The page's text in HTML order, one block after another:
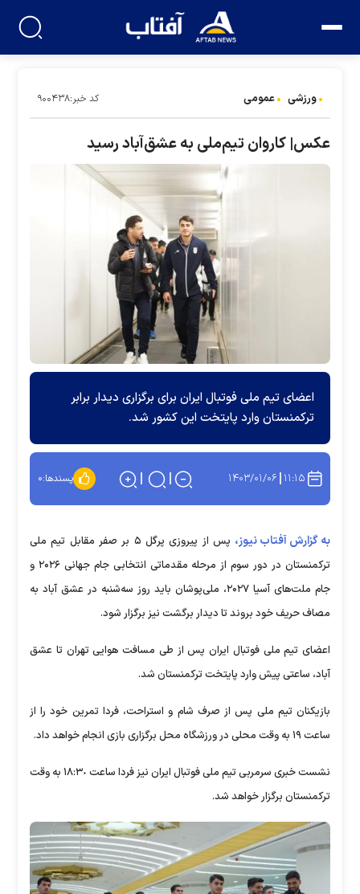
ورزشی عمومی کد خبر:۹۰۰۴۳۸
عکس| کاروان تیم‌ملی به عشق‌آباد رسید
اعضای تیم ملی فوتبال ایران برای برگزاری دیدار برابر
ترکمنستان وارد پایتخت این کشور شد.
۱۱:۱۵ ۱۴۰۳/۰۱/۰۶ پسندها:۰
به گزارش آفتاب نیوز،
پس از پیروزی پرگل ۵ بر صفر مقابل تیم ملی
ترکمنستان در دور سوم از مرحله مقدماتی انتخابی جام جهانی ۲۰۲۶ و
جام ملت‌های آسیا ۲۰۲۷، ملی‌پوشان باید روز سه‌شنبه در عشق آباد به
مصاف حریف خود بروند تا دیدار برگشت نیز برگزار شود.
اعضای تیم ملی فوتبال ایران پس از طی مسافت هوایی تهران تا عشق
آباد، ساعتی پیش وارد پایتخت ترکمنستان شد.
بازیکنان تیم ملی پس از صرف شام و استراحت، فردا تمرین خود را از
ساعت ١٩ به وقت محلی در ورزشگاه محل برگزاری بازی انجام خواهد داد.
نشست خبری سرمربی تیم ملی فوتبال ایران نیز فردا ساعت ١٨:٣٠ به وقت
ترکمنستان برگزار خواهد شد.